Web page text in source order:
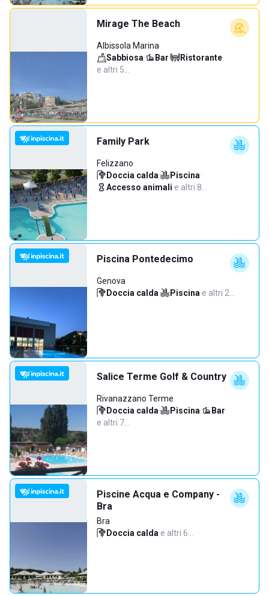
Mirage The Beach
Albissola Marina
Sabbiosa· Bar· Ristorante·
e altri 5…
Family Park
Felizzano
Doccia calda· Piscina·
Accesso animali·e altri 8…
Piscina Pontedecimo
Genova
Doccia calda· Piscina·e altri 2…
Salice Terme Golf & Country
Rivanazzano Terme
Doccia calda· Piscina· Bar·
e altri 7…
Piscine Acqua e Company -
Bra
Bra
Doccia calda·e altri 6…